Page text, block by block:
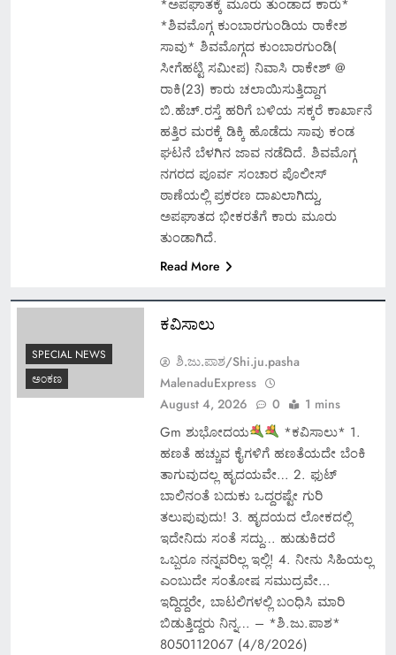
*ಅಪಘಾತಕ್ಕೆ ಮೂರು ತುಂಡಾದ ಕಾರು*
*ಶಿವಮೊಗ್ಗ ಕುಂಬಾರಗುಂಡಿಯ ರಾಕೇಶ
ಸಾವು* ಶಿವಮೊಗ್ಗದ ಕುಂಬಾರಗುಂಡಿ(
ಸೀಗೆಹಟ್ಟಿ ಸಮೀಪ) ನಿವಾಸಿ ರಾಕೇಶ್ @
ರಾಕಿ(23) ಕಾರು ಚಲಾಯಿಸುತ್ತಿದ್ದಾಗ
ಬಿ.ಹೆಚ್.ರಸ್ತೆ ಹರಿಗೆ ಬಳಿಯ ಸಕ್ಕರೆ ಕಾರ್ಖಾನೆ
ಹತ್ತಿರ ಮರಕ್ಕೆ ಡಿಕ್ಕಿ ಹೊಡೆದು ಸಾವು ಕಂಡ
ಘಟನೆ ಬೆಳಗಿನ ಜಾವ ನಡೆದಿದೆ. ಶಿವಮೊಗ್ಗ
ನಗರದ ಪೂರ್ವ ಸಂಚಾರ ಪೊಲೀಸ್
ಠಾಣೆಯಲ್ಲಿ ಪ್ರಕರಣ ದಾಖಲಾಗಿದ್ದು,
ಅಪಘಾತದ ಭೀಕರತೆಗೆ ಕಾರು ಮೂರು
ತುಂಡಾಗಿದೆ.
Read More
SPECIAL NEWS
ಅಂಕಣ
ಕವಿಸಾಲು
ಶಿ.ಜು.ಪಾಶ/Shi.ju.pasha
MalenaduExpress
August 4, 2026
0 1 mins
Gm ಶುಭೋದಯ
*ಕವಿಸಾಲು* 1.
ಹಣತೆ ಹಚ್ಚುವ ಕೈಗಳಿಗೆ ಹಣತೆಯದೇ ಬೆಂಕಿ
ತಾಗುವುದಲ್ಲ ಹೃದಯವೇ… 2. ಫುಟ್
ಬಾಲಿನಂತೆ ಬದುಕು ಒದ್ದರಷ್ಟೇ ಗುರಿ
ತಲುಪುವುದು! 3. ಹೃದಯದ ಲೋಕದಲ್ಲಿ
ಇದೇನಿದು ಸಂತೆ ಸದ್ದು… ಹುಡುಕಿದರೆ
ಒಬ್ಬರೂ ನನ್ನವರಿಲ್ಲ ಇಲ್ಲಿ! 4. ನೀನು ಸಿಹಿಯಲ್ಲ
ಎಂಬುದೇ ಸಂತೋಷ ಸಮುದ್ರವೇ…
ಇದ್ದಿದ್ದರೇ, ಬಾಟಲಿಗಳಲ್ಲಿ ಬಂಧಿಸಿ ಮಾರಿ
ಬಿಡುತ್ತಿದ್ದರು ನಿನ್ನ… – *ಶಿ.ಜು.ಪಾಶ*
8050112067 (4/8/2026)